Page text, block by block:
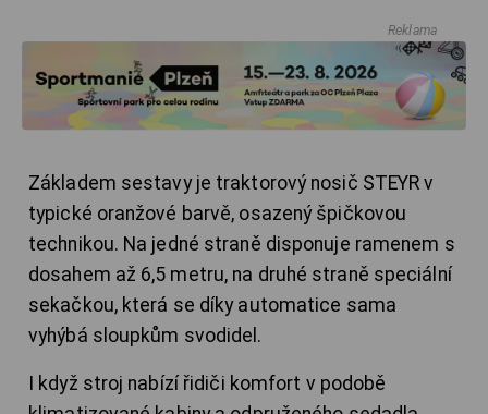
Reklama
Základem sestavy je traktorový nosič STEYR v
typické oranžové barvě, osazený špičkovou
technikou. Na jedné straně disponuje ramenem s
dosahem až 6,5 metru, na druhé straně speciální
sekačkou, která se díky automatice sama
vyhýbá sloupkům svodidel.
I když stroj nabízí řidiči komfort v podobě